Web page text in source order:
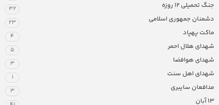
جنگ تحمیلی 12 روزه 32
دشمنان جمهوری اسلامی 23
ماکت پهپاد 4
شهدای هلال احمر 5
شهدای هوافضا 3
شهدای اهل سنت 1
مدافعان سایبری 3
13 آبان